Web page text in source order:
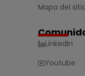
Mapa del
LinkedIn
Youtube